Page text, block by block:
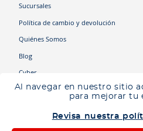
Al navegar en nuestro sitio
para mejorar tu
Revisa nuestra
Sucursales
Política de cambio y devolución
Quiénes Somos
Blog
Cyber